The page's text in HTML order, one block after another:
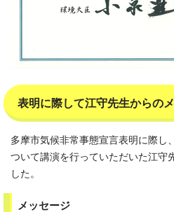
表明に際して江守先生からの
多摩市気候非常事態宣言表明に際し
ついて講演を行っていただいた江守
した。
メッセージ